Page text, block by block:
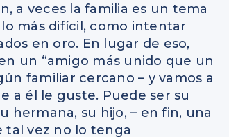
a veces la familia es un tema
más difícil, como intentar
en oro. En lugar de eso,
un “amigo más unido que un
familiar cercano – y vamos a
a él le guste. Puede ser su
hermana, su hijo, – en fin, una
tal vez no lo tenga